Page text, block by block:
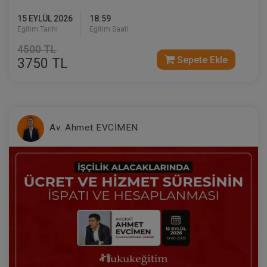
360 TL
Tüketici Hukuku Enstitüsü
15 EYLÜL 2026
Eğitim Tarihi
18:59
Eğitim Saati
4500 TL
3750 TL Sepete Ekle
Av. Ahmet EVCİMEN